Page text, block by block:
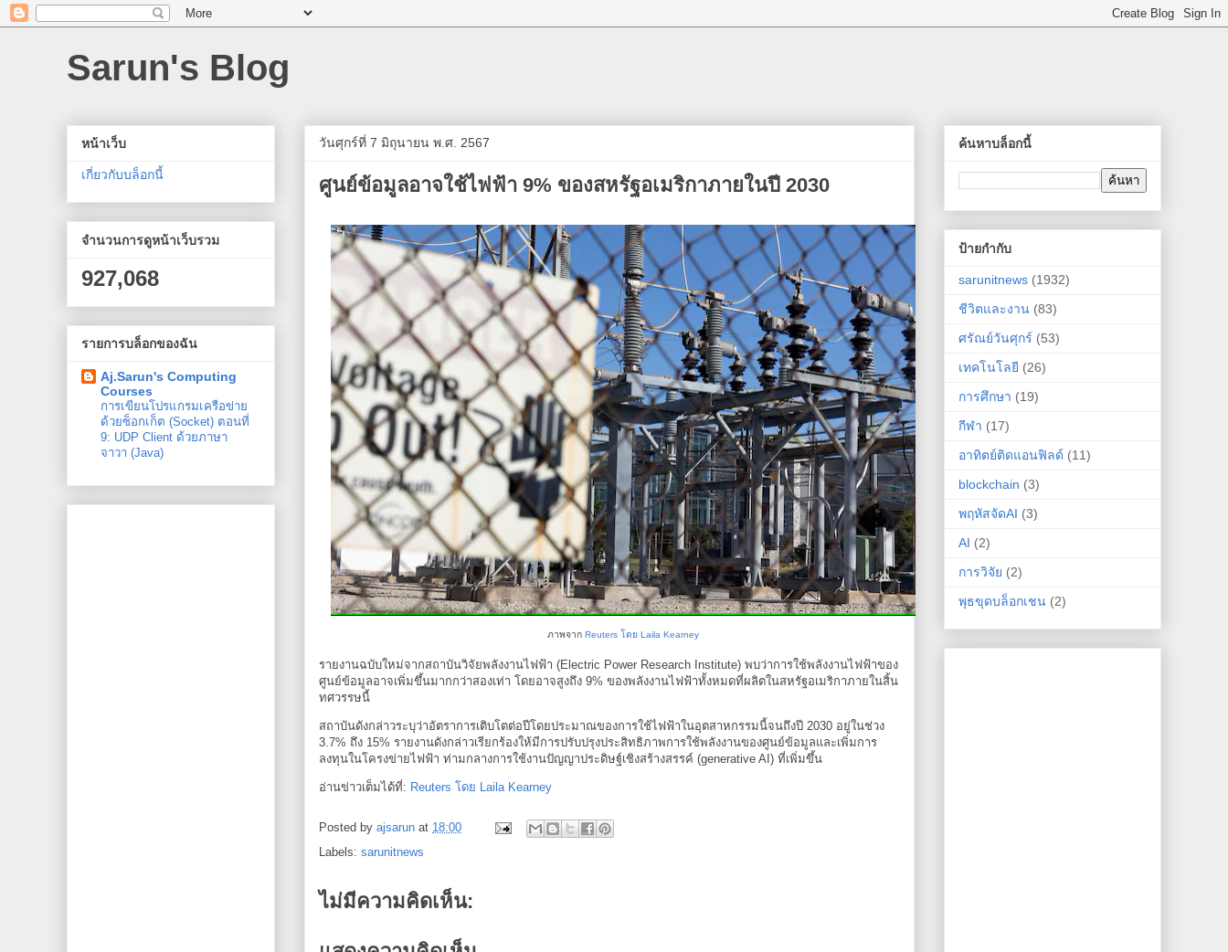
Sarun's Blog
วันศุกร์ที่ 7 มิถุนายน พ.ศ. 2567
ศูนย์ข้อมูลอาจใช้ไฟฟ้า 9% ของสหรัฐอเมริกาภายในปี 2030
ภาพจาก Reuters โดย Laila Kearney
รายงานฉบับใหม่จากสถาบันวิจัยพลังงานไฟฟ้า (Electric Power Research Institute) พบว่าการใช้พลังงานไฟฟ้าของ
ศูนย์ข้อมูลอาจเพิ่มขึ้นมากกว่าสองเท่า โดยอาจสูงถึง 9% ของพลังงานไฟฟ้าทั้งหมดที่ผลิตในสหรัฐอเมริกาภายในสิ้น
ทศวรรษนี้
สถาบันดังกล่าวระบุว่าอัตราการเติบโตต่อปีโดยประมาณของการใช้ไฟฟ้าในอุตสาหกรรมนี้จนถึงปี 2030 อยู่ในช่วง
3.7% ถึง 15% รายงานดังกล่าวเรียกร้องให้มีการปรับปรุงประสิทธิภาพการใช้พลังงานของศูนย์ข้อมูลและเพิ่มการ
ลงทุนในโครงข่ายไฟฟ้า ท่ามกลางการใช้งานปัญญาประดิษฐ์เชิงสร้างสรรค์ (generative AI) ที่เพิ่มขึ้น
อ่านข่าวเต็มได้ที่: Reuters โดย Laila Kearney
Posted by ajsarun at 18:00
Labels: sarunitnews
ไม่มีความคิดเห็น:
หน้าเว็บ
เกี่ยวกับบล็อกนี้
จำนวนการดูหน้าเว็บรวม
927,068
รายการบล็อกของฉัน
Aj.Sarun's Computing
Courses
การเขียนโปรแกรมเครือข่าย
ด้วยซ็อกเก็ต (Socket) ตอนที่
9: UDP Client ด้วยภาษา
จาวา (Java)
ค้นหาบล็อกนี้
ป้ายกำกับ
sarunitnews (1932)
ชีวิตและงาน (83)
ศรัณย์วันศุกร์ (53)
เทคโนโลยี (26)
การศึกษา (19)
กีฬา (17)
อาทิตย์ติดแอนฟิลด์ (11)
blockchain (3)
พฤหัสจัดAI (3)
AI (2)
การวิจัย (2)
พุธขุดบล็อกเชน (2)